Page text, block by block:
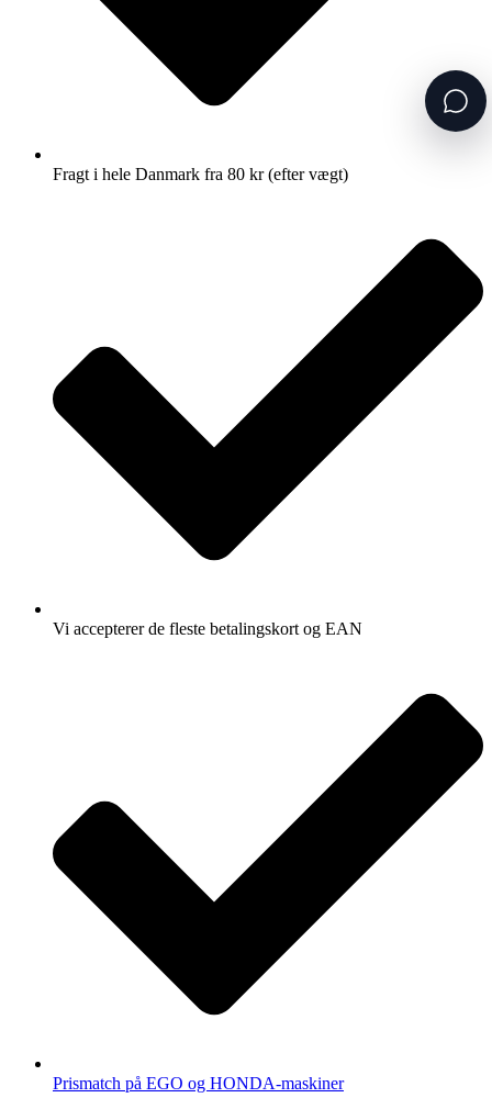
Fragt i hele Danmark fra 80 kr (efter vægt)
Vi accepterer de fleste betalingskort og EAN
Prismatch på EGO og HONDA-maskiner